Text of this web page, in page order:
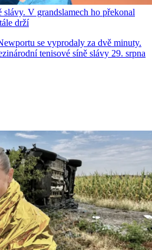
slávy. V grandslamech ho překonal
drží
se vyprodaly za dvě minuty.
tenisové síně slávy 29. srpna